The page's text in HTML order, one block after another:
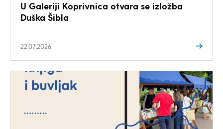
U Galeriji Koprivnica otvara se izložba
Duška Šibla
22.07.2026.